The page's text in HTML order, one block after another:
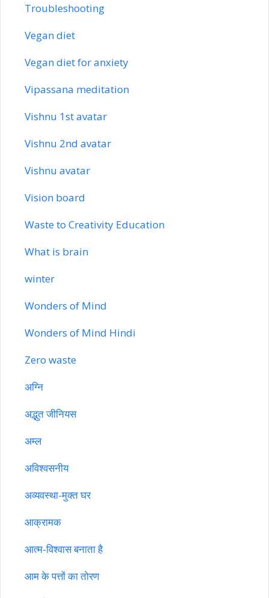
Troubleshooting
Vegan diet
Vegan diet for anxiety
Vipassana meditation
Vishnu 1st avatar
Vishnu 2nd avatar
Vishnu avatar
Vision board
Waste to Creativity Education
What is brain
winter
Wonders of Mind
Wonders of Mind Hindi
Zero waste
अग्नि
अद्भुत जीनियस
अम्ल
अविश्वसनीय
अव्यवस्था-मुक्त घर
आक्रामक
आत्म-विश्वास बनाता है
आम के पत्तों का तोरण